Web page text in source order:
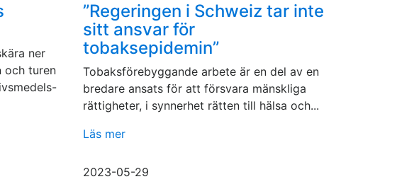
ner
och turen
”Regeringen i Schweiz tar inte
sitt ansvar för
tobaksepidemin”
Tobaksförebyggande arbete är en del av en
bredare ansats för att försvara mänskliga
rättigheter, i synnerhet rätten till hälsa och...
Läs mer
2023-05-29